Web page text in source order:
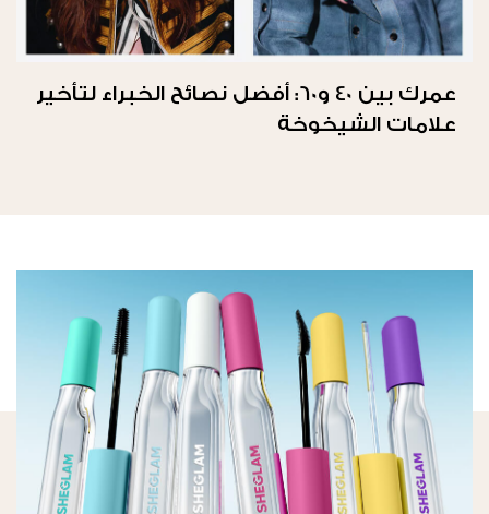
عمرك بين 40 و60: أفضل نصائح الخبراء لتأخير
علامات الشيخوخة